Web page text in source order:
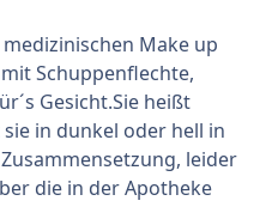
Make up
Schuppenflechte,
Gesicht.Sie heißt
sie in dunkel oder hell in
leider
die in der Apotheke